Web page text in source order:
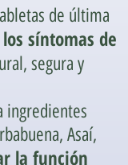
de última
síntomas de
segura y
ingredientes
Asaí,
la función